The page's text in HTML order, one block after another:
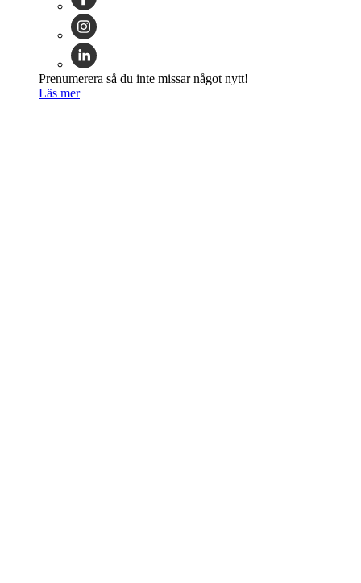
Prenumerera så du inte missar något nytt!
Läs mer